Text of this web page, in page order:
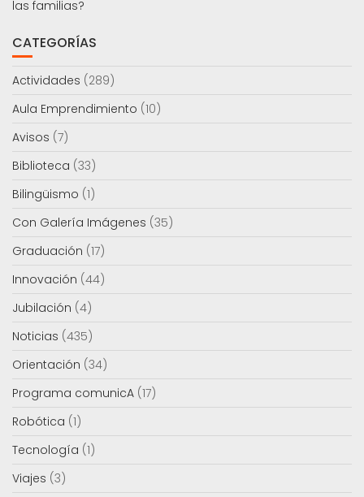
las familias?
CATEGORÍAS
Actividades (289)
Aula Emprendimiento (10)
Avisos (7)
Biblioteca (33)
Bilingüismo (1)
Con Galería Imágenes (35)
Graduación (17)
Innovación (44)
Jubilación (4)
Noticias (435)
Orientación (34)
Programa comunicA (17)
Robótica (1)
Tecnología (1)
Viajes (3)